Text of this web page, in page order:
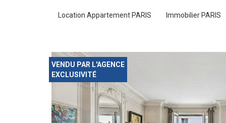
Location Appartement PARIS Immobilier PARIS
VENDU PAR L'AGENCE
EXCLUSIVITÉ